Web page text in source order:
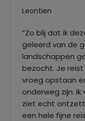
Leontien
“Zo blij dat ik
geleerd van de
landschappen
bezocht. Je
vroeg opstaan
onderweg zijn.
ziet echt
een hele fijne